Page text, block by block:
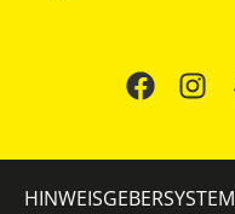
HINWEISGEBERSYSTEM